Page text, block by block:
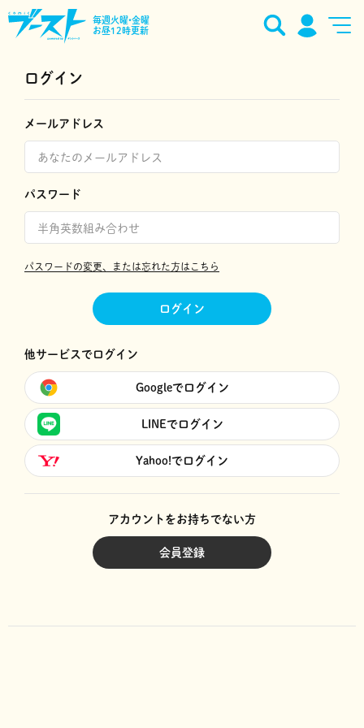
毎週火曜•金曜
お昼12時更新
ログイン
メールアドレス
パスワード
パスワードの変更、または忘れた方はこちら
ログイン
他サービスでログイン
Googleでログイン
LINEでログイン
Yahoo!でログイン
アカウントをお持ちでない方
会員登録